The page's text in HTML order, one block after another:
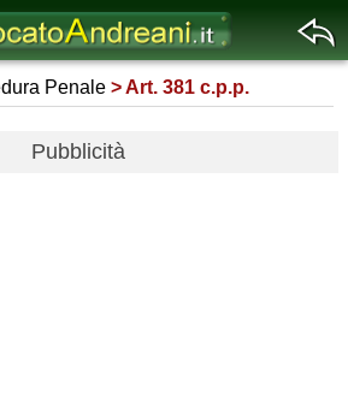
Penale Art. 381 c.p.p.
Pubblicità